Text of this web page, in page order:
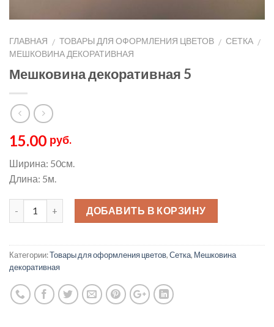
ГЛАВНАЯ / ТОВАРЫ ДЛЯ ОФОРМЛЕНИЯ ЦВЕТОВ / СЕТКА /
МЕШКОВИНА ДЕКОРАТИВНАЯ
Мешковина декоративная 5
15.00 руб.
Ширина: 50см.
Длина: 5м.
ДОБАВИТЬ В КОРЗИНУ
Категории:Товары для оформления цветов,Сетка, Мешковина
декоративная